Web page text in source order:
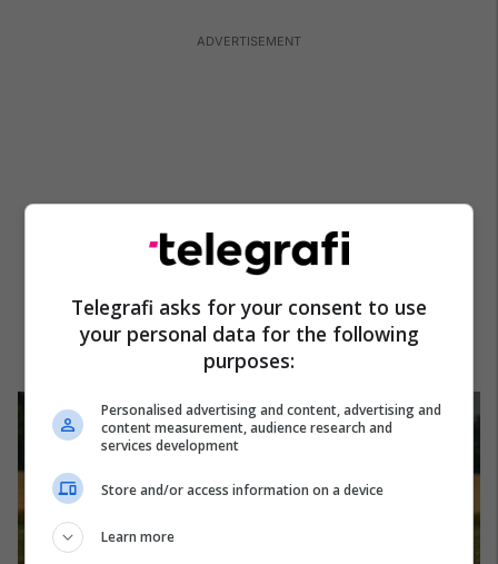
Telegrafi asks for your consent to use
your personal data for the following
purposes:
Personalised advertising and content, advertising and
content measurement, audience research and
services development
Store and/or access information on a device
Learn more